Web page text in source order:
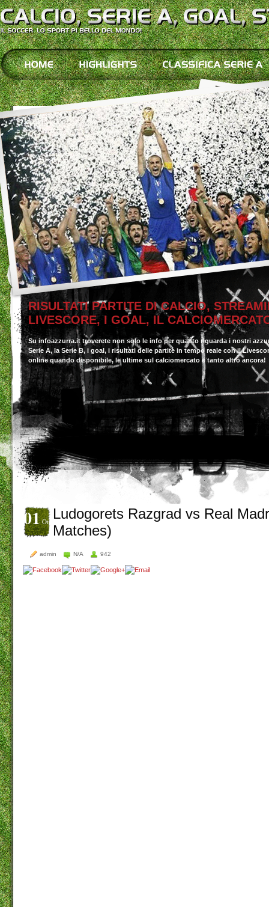
RISULTATI PARTITE DI CALCIO,
LIVESCORE, I GOAL, IL
Su infoazzurra.it troverete non solo le info per quanto riguarda i nostri
Serie A, la Serie B, i goal, i risultati delle partite in tempo reale con il
online quando disponibile, le ultime sul calciomercato e tanto altro ancora!
01Ott Ludogorets Razgrad vs Real
Matches)
admin N/A 942